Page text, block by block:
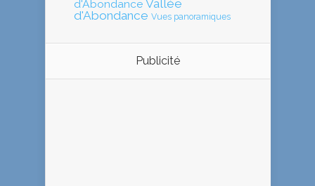
d'Abondance Vallée
d'Abondance Vues panoramiques
Publicité